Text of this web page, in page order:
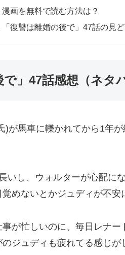
漫画を無料で読む方法は？
「復讐は離婚の後で」47話の見
で」47話感想（ネタ
)が馬車に轢かれてから1年
いし、ウォルターが心配に
めないとかジュディが不安
が忙しいのに、毎日レナ
ジュディも疲れてる感じが